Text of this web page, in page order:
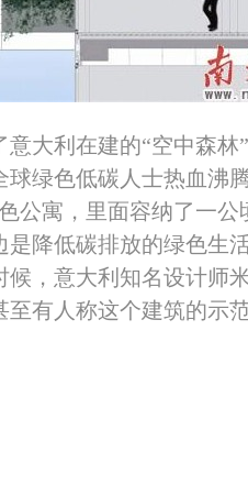
利在建的“空中森林
绿色低碳人士热血沸
公寓，里面容纳了一
是降低碳排放的绿色生
候，意大利知名设计师
至有人称这个建筑的示